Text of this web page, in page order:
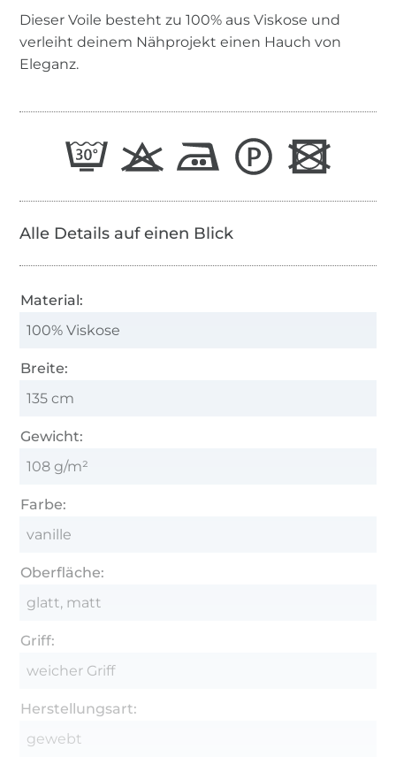
Dieser Voile besteht zu 100% aus Viskose und
verleiht deinem Nähprojekt einen Hauch von
Eleganz.
Alle Details auf einen Blick
Material:
100% Viskose
Breite:
135 cm
Gewicht:
108 g/m²
Farbe:
vanille
Oberfläche:
glatt, matt
Griff:
weicher Griff
Herstellungsart:
gewebt